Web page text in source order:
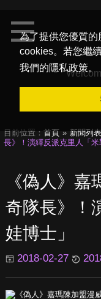
為了提供您優質的
cookies。若您繼
我們的隱私政策。
目前位置： 首頁 新聞列表
長》！演繹反派克里人「米
《偽人》
奇隊長》！
娃博士」
2018-02-27